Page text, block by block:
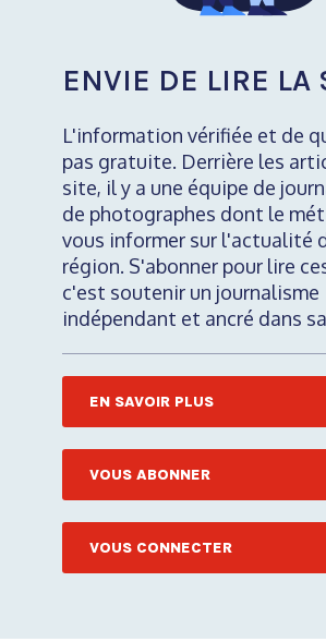
ENVIE DE LIRE LA
L'information vérifiée et de
pas gratuite. Derrière les
site, il y a une équipe de
de photographes dont le
vous informer sur l'actualité
région. S'abonner pour lire
c'est soutenir un journalisme
indépendant et ancré dans
EN SAVOIR PLUS
VOUS ABONNER
VOUS CONNECTER